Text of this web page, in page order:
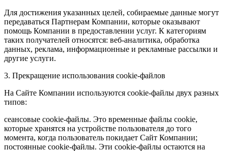
Для достижения указанных целей, собираемые данные могут
передаваться Партнерам Компании, которые оказывают
помощь Компании в предоставлении услуг. К категориям
таких получателей относятся: веб-аналитика, обработка
данных, реклама, информационные и рекламные рассылки и
другие услуги.
3. Прекращение использования cookie-файлов
На Сайте Компании используются cookie-файлы двух разных
типов:
сеансовые cookie-файлы. Это временные файлы cookie,
которые хранятся на устройстве пользователя до того
момента, когда пользователь покидает Сайт Компании;
постоянные cookie-файлы. Эти cookie-файлы остаются на